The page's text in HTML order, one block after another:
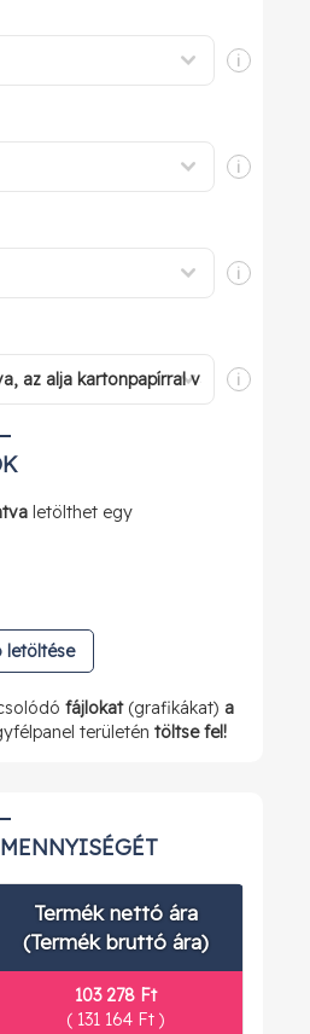
i
i
i
i
letölthet egy
letöltése
fájlokat(grafikákat) a
területén töltse fel!
Termék nettó ára
(Termék bruttó ára)
103 278 Ft
( 131 164 Ft )